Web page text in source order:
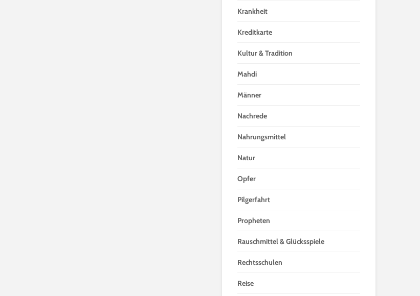
Krankheit
Kreditkarte
Kultur & Tradition
Mahdi
Männer
Nachrede
Nahrungsmittel
Natur
Opfer
Pilgerfahrt
Propheten
Rauschmittel & Glücksspiele
Rechtsschulen
Reise